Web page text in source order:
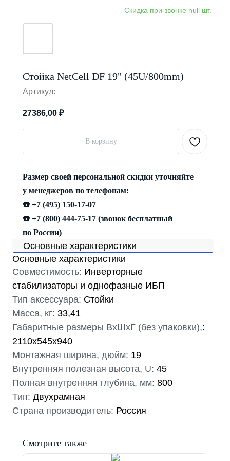
Стойка NetCell DF 19" (45U/800mm)
Артикул:
27386,00 ₽
В корзину
Размер своей персональной скидки уточняйте
у менеджеров по телефонам:
☎️ +7 (495) 150-17-07
☎️ +7 (800) 444-75-17 (звонок бесплатный
по России)
Основные характеристики
Основные характеристики
Совместимость: Инверторные
стабилизаторы и однофазные ИБП
Тип аксессуара: Стойки
Масса, кг: 33,41
Габаритные размеры ВхШхГ (без упаковки),:
2110x545x940
Монтажная ширина, дюйм: 19
Внутренняя полезная высота, U: 45
Полная внутренняя глубина, мм: 800
Тип: Двухрамная
Страна производитель: Россия
Смотрите также